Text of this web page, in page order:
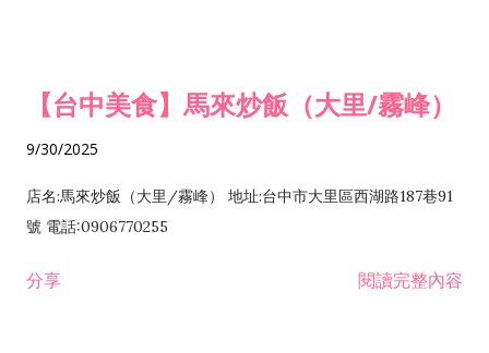
【台中美食】馬來炒飯（大里/霧峰）
9/30/2025
店名:馬來炒飯（大里/霧峰） 地址:台中市大里區西湖路187巷91
號 電話:0906770255
分享 閱讀完整內容